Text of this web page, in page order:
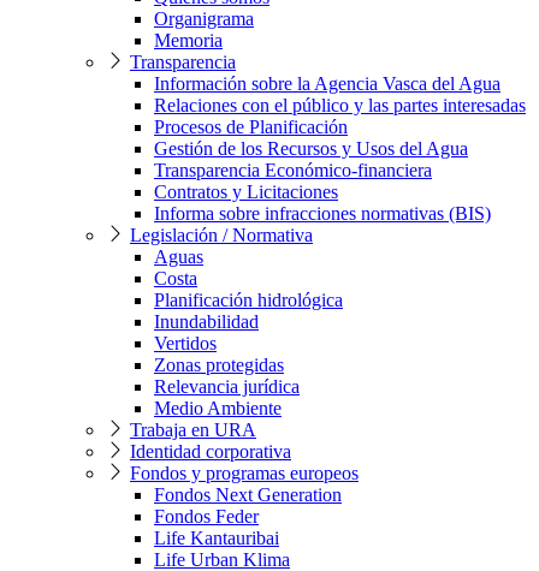
Organigrama
Memoria
Transparencia
Información sobre la Agencia Vasca del Agua
Relaciones con el público y las partes interesadas
Procesos de Planificación
Gestión de los Recursos y Usos del Agua
Transparencia Económico-financiera
Contratos y Licitaciones
Informa sobre infracciones normativas (BIS)
Legislación / Normativa
Aguas
Costa
Planificación hidrológica
Inundabilidad
Vertidos
Zonas protegidas
Relevancia jurídica
Medio Ambiente
Trabaja en URA
Identidad corporativa
Fondos y programas europeos
Fondos Next Generation
Fondos Feder
Life Kantauribai
Life Urban Klima